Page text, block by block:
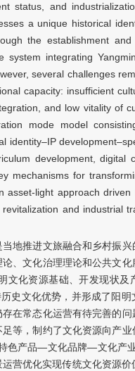
status, and
a unique historical
the establishment
integrating
several challenges
capacity: insufficient
and low vitality of
mode model
identity–IP
development, digital
mechanisms for
light approach
and industrial
地推进文旅融合和乡村振
、文化治理理论和公共文
文化资源基础、开发现状及
史文化优势，并形成了阳
在常态化运营有待完善的问
等，制约了文化资源向产
产品—文化品牌—文化产业
营优化实现传统文化资源